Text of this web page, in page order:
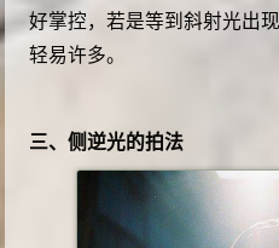
好掌控，若是等到斜射光出
轻易许多。
三、侧逆光的拍法